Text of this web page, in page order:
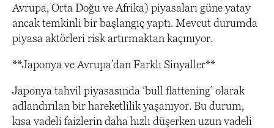
Avrupa, Orta Doğu ve Afrika) piyasaları güne yatay
ancak temkinli bir başlangıç yaptı. Mevcut durumda
piyasa aktörleri risk artırmaktan kaçınıyor.
**Japonya ve Avrupa’dan Farklı Sinyaller**
Japonya tahvil piyasasında ‘bull flattening’ olarak
adlandırılan bir hareketlilik yaşanıyor. Bu durum,
kısa vadeli faizlerin daha hızlı düşerken uzun vadeli